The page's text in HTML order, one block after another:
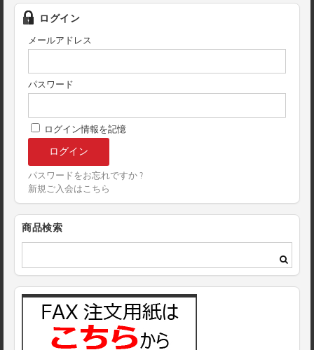
ログイン
メールアドレス
パスワード
ログイン情報を記憶
パスワードをお忘れですか ?
新規ご入会はこちら
商品検索